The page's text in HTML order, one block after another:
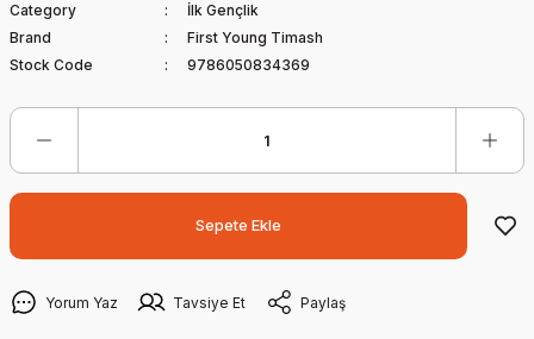
Category
İlk Gençlik
Brand
First Young Timash
Stock Code
9786050834369
Sepete Ekle
Yorum Yaz Tavsiye Et Paylaş